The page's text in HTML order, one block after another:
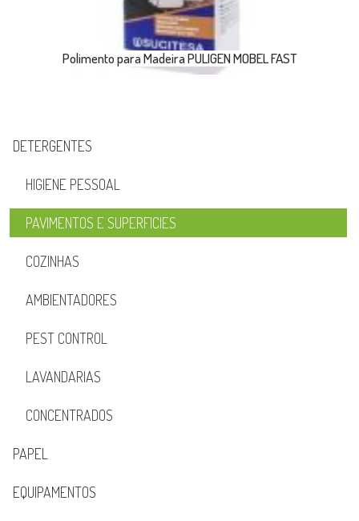
Polimento para Madeira PULIGEN MOBEL FAST
DETERGENTES
HIGIENE PESSOAL
PAVIMENTOS E SUPERFICIES
COZINHAS
AMBIENTADORES
PEST CONTROL
LAVANDARIAS
CONCENTRADOS
PAPEL
EQUIPAMENTOS